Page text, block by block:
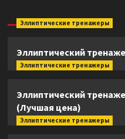
Эллиптические тренажеры
Эллиптический
Эллиптические тренажеры
Эллиптический
(Лучшая цена)
Эллиптические тренажеры